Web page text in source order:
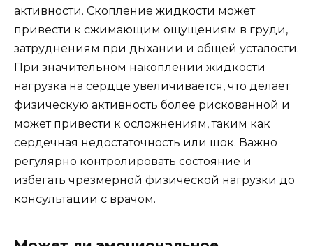
активности. Скопление жидкости может
привести к сжимающим ощущениям в груди,
затруднениям при дыхании и общей усталости.
При значительном накоплении жидкости
нагрузка на сердце увеличивается, что делает
физическую активность более рискованной и
может привести к осложнениям, таким как
сердечная недостаточность или шок. Важно
регулярно контролировать состояние и
избегать чрезмерной физической нагрузки до
консультации с врачом.